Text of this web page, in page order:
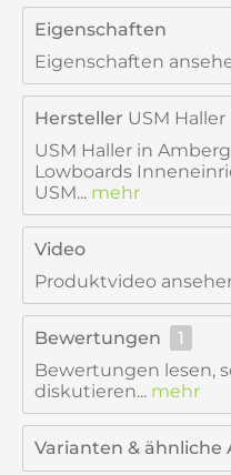
Eigenschaften
Eigenschaften
Hersteller USM Haller
USM Haller in
Lowboards
USM... mehr
Video
Produktvideo
Bewertungen
1
Bewertungen lesen,
diskutieren... mehr
Varianten & ähnliche